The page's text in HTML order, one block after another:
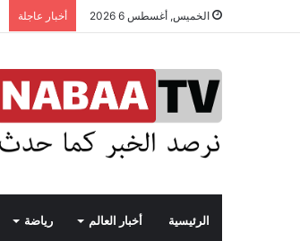
الخميس, أغسطس 6 2026 أخبار عاجلة
الرئيسية أخبار العالم رياضة